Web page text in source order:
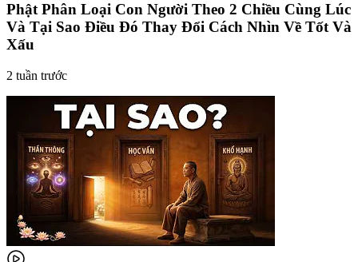
Phật Phân Loại Con Người Theo 2 Chiều Cùng Lúc
Và Tại Sao Điều Đó Thay Đổi Cách Nhìn Về Tốt Và
Xấu
2 tuần trước